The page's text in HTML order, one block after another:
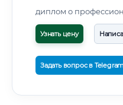
диплом о
Узнать цену
Задать вопрос в Telegram